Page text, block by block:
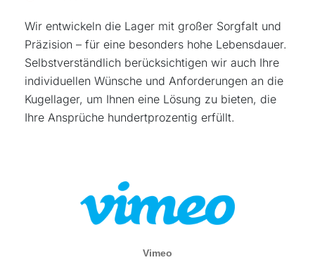
Wir entwickeln die Lager mit großer Sorgfalt und
Präzision – für eine besonders hohe Lebensdauer.
Selbstverständlich berücksichtigen wir auch Ihre
individuellen Wünsche und Anforderungen an die
Kugellager, um Ihnen eine Lösung zu bieten, die
Ihre Ansprüche hundertprozentig erfüllt.